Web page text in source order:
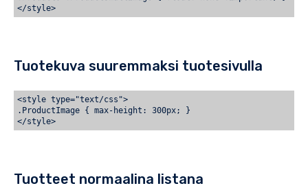
</script>
Tuotekuva suuremmaksi tuotesivulla
<style type="text/css">
.ProductImage { max-height: 300px; }
Tuotteet normaalina listana